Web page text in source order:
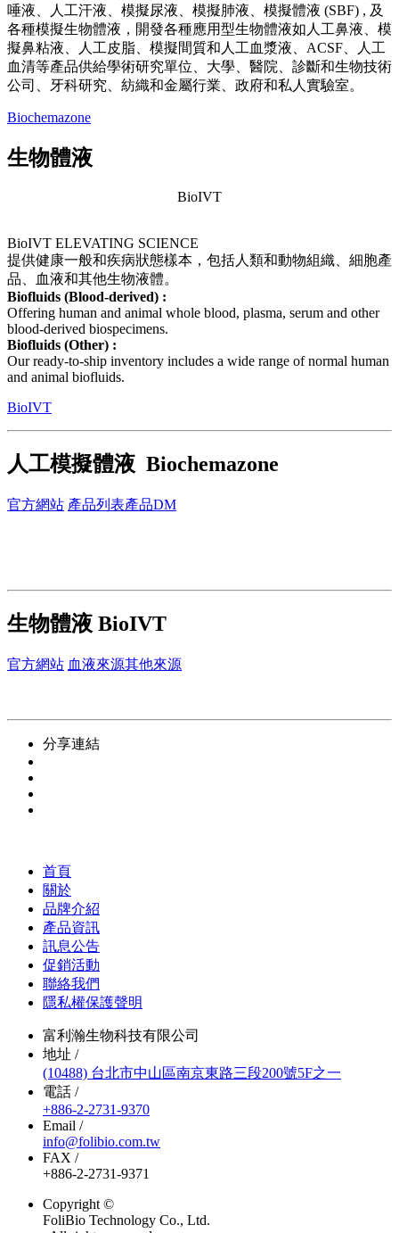
唾液、人工汗液、模擬尿液、模擬肺液、模擬體液 (SBF) , 及
各種模擬生物體液，開發各種應用型生物體液如人工鼻液、模
擬鼻粘液、人工皮脂、模擬間質和人工血漿液、ACSF、人工
血清等產品供給學術研究單位、大學、醫院、診斷和生物技術
公司、牙科研究、紡織和金屬行業、政府和私人實驗室。
Biochemazone
生物體液
BioIVT
BioIVT ELEVATING SCIENCE
提供健康一般和疾病狀態樣本，包括人類和動物組織、細胞產
品、血液和其他生物液體。
Biofluids (Blood-derived) :
Offering human and animal whole blood, plasma, serum and other
blood-derived biospecimens.
Biofluids (Other) :
Our ready-to-ship inventory includes a wide range of normal human
and animal biofluids.
BioIVT
人工模擬體液 Biochemazone
官方網站 產品列表產品DM
生物體液 BioIVT
官方網站 血液來源其他來源
分享連結
首頁
關於
品牌介紹
產品資訊
訊息公告
促銷活動
聯絡我們
隱私權保護聲明
富利瀚生物科技有限公司
地址 /
(10488) 台北市中山區南京東路三段200號5F之一
電話 /
+886-2-2731-9370
Email /
info@folibio.com.tw
FAX /
+886-2-2731-9371
Copyright ©
FoliBio Technology Co., Ltd.